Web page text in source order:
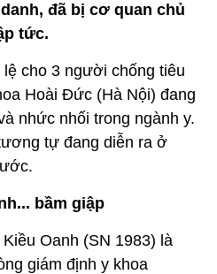
đã bị cơ quan chủ
tức.
cho 3 người chống tiêu
Hoài Đức (Hà Nội) đang
nhức nhối trong ngành y.
tự đang diễn ra ở
bầm giập
Oanh (SN 1983) là
giám định y khoa